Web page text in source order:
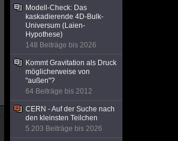
Modell-Check: Das
kaskadierende 4D-Bulk-
Universum (Laien-
Hypothese)
148 Beiträge bis 2026
Kommt Gravitation als Druck
möglicherweise von
"außen"?
64 Beiträge bis 2012
CERN - Auf der Suche nach
den kleinsten Teilchen
5.203 Beiträge bis 2026